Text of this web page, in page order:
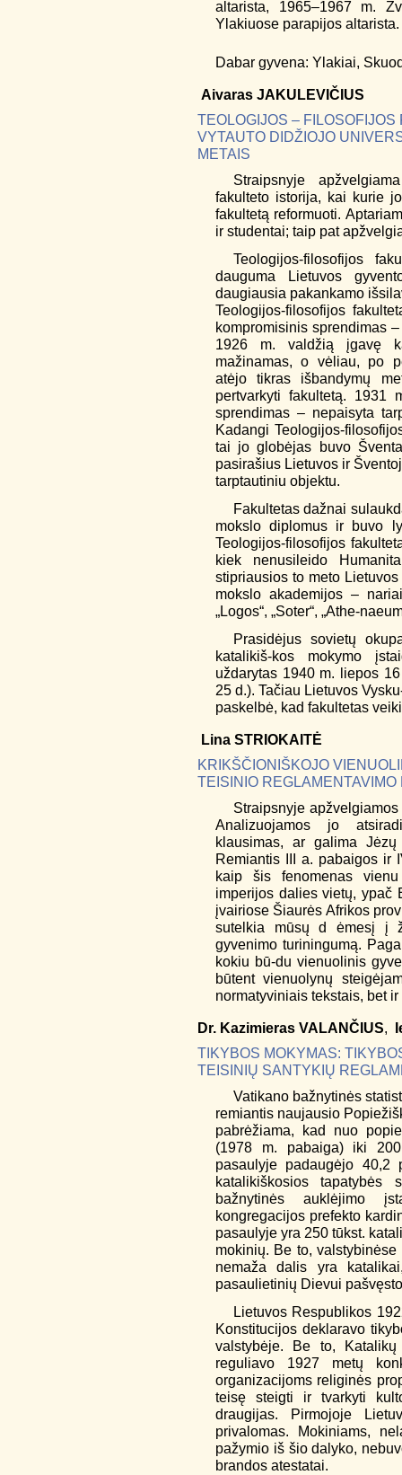
altarista, 1965–1967 m.
Ylakiuose parapijos altarista.
Dabar gyvena: Ylakiai,
Aivaras JAKULEVIČIUS
TEOLOGIJOS – FILOSOFIJOS
VYTAUTO DIDŽIOJO
METAIS
Straipsnyje
fakulteto istorija, kai kurie
fakultetą reformuoti.
ir studentai; taip pat
Teologijos-filosofijos
dauguma Lietuvos
daugiausia pakankamo
Teologijos-filosofijos
kompromisinis sprendimas
1926 m. valdžią įgavę
mažinamas, o vėliau, po
atėjo tikras išbandymų
pertvarkyti fakultetą. 1931
sprendimas – nepaisyta
Kadangi Teologijos-
tai jo globėjas buvo
pasirašius Lietuvos ir
tarptautiniu objektu.
Fakultetas dažnai
mokslo diplomus ir buvo
Teologijos-filosofijos
kiek nenusileido
stipriausios to meto
mokslo akademijos –
„Logos“, „Soter“, „Athe-
Prasidėjus sovietų
katalikiš-kos mokymo
uždarytas 1940 m. liepos
25 d.). Tačiau Lietuvos
paskelbė, kad fakultetas
Lina STRIOKAITĖ
KRIKŠČIONIŠKOJO
TEISINIO REGLAMENTAVIMO
Straipsnyje
Analizuojamos jo
klausimas, ar galima
Remiantis III a. pabaigos ir
kaip šis fenomenas
imperijos dalies vietų, ypač
įvairiose Šiaurės Afrikos
sutelkia mūsų d ėmesį į
gyvenimo turiningumą.
kokiu bū-du vienuolinis
būtent vienuolynų
normatyviniais tekstais, bet
Dr. Kazimieras VALANČIUS,
TIKYBOS MOKYMAS:
TEISINIŲ SANTYKIŲ
Vatikano bažnytinės
remiantis naujausio
pabrėžiama, kad nuo
(1978 m. pabaiga) iki
pasaulyje padaugėjo
katalikiškosios tapatybės
bažnytinės auklėjimo
kongregacijos prefekto
pasaulyje yra 250 tūkst.
mokinių. Be to,
nemaža dalis yra
pasaulietinių Dievui
Lietuvos Respublikos
Konstitucijos deklaravo
valstybėje. Be to,
reguliavo 1927 metų
organizacijoms religinės
teisę steigti ir tvarkyti
draugijas. Pirmojoje
privalomas. Mokiniams,
pažymio iš šio dalyko,
brandos atestatai.